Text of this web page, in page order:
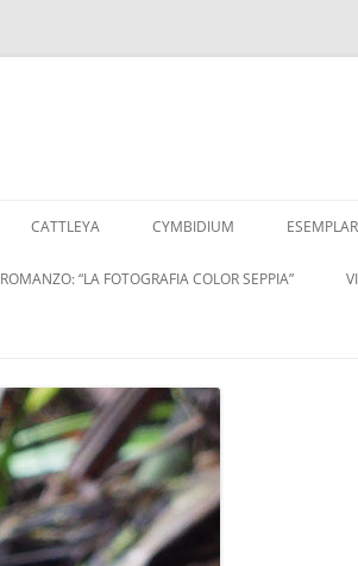
CATTLEYA CYMBIDIUM
ROMANZO: “LA FOTOGRAFIA COLOR SEPPIA”